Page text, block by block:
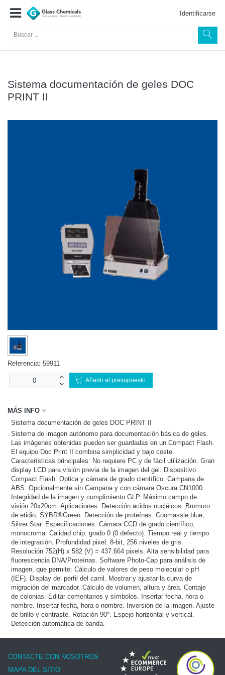
Identificarse
Sistema documentación de geles DOC
PRINT II
Referencia: 59911
Añadir al presupuesto
MÁS INFO
Sistema documentación de geles DOC PRINT II
Sistema de imagen autónomo para documentación básica de geles.
Las imágenes obtenidas pueden ser guardadas en un Compact Flash.
El equipo Doc Print II combina simplicidad y bajo coste.
Características principales: No requiere PC y de fácil utilización. Gran
display LCD para visión previa de la imagen del gel. Dispositivo
Compact Flash. Optica y cámara de grado científico. Campana de
ABS. Opcionalmente sin Campana y con cámara Oscura CN1000.
Integridad de la imagen y cumplimiento GLP. Máximo campo de
visión 20x20cm. Aplicaciones: Detección acidos nucléicos. Bromuro
de etidio, SYBR®Green. Detección de proteínas: Coomassie blue,
Silver Star. Especificaciones: Cámara CCD de grado científico,
monocroma. Calidad chip: grado 0 (0 defecto). Tiempo real y tiempo
de integración. Profundidad pixel: 8-bit, 256 niveles de gris.
Resolución 752(H) x 582 (V) = 437.664 pixels. Alta sensibilidad para
fluorescencia DNA/Proteínas. Software Photo-Cap para análisis de
imagen, que permite: Cálculo de valores de peso molecular o pH
(IEF). Display del perfil del carril. Mostrar y ajustar la curva de
migración del marcador. Cálculo de volumen, altura y área. Contaje
de colonias. Editar comentarios y símbolos. Insertar fecha, hora o
nombre. Insertar fecha, hora o nombre. Inversión de la imagen. Ajuste
de brillo y contraste. Rotación 90º. Espejo horizontal y vertical.
Detección automática de banda.
CONTACTE CON NOSOTROS
MAPA DEL SITIO